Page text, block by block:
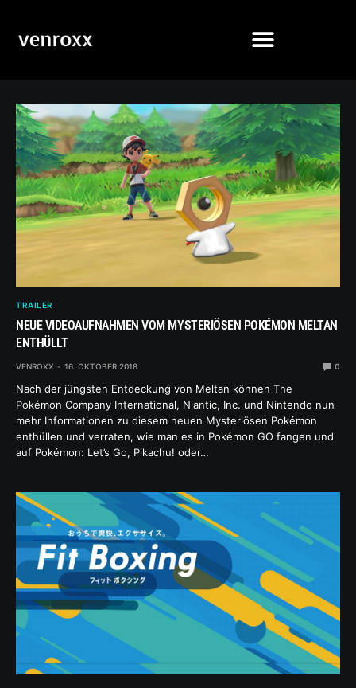
TRAILER
NEUE VIDEOAUFNAHMEN VOM MYSTERIÖSEN POKÉMON MELTAN
ENTHÜLLT
VENROXX 16. OKTOBER 2018 0
Nach der jüngsten Entdeckung von Meltan können The
Pokémon Company International, Niantic, Inc. und Nintendo nun
mehr Informationen zu diesem neuen Mysteriösen Pokémon
enthüllen und verraten, wie man es in Pokémon GO fangen und
auf Pokémon: Let’s Go, Pikachu! oder…